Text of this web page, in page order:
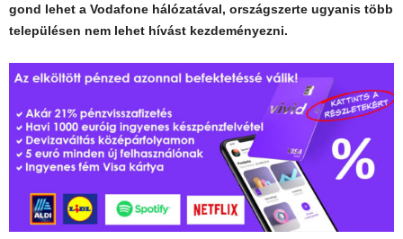
gond lehet a Vodafone hálózatával, országszerte ugyanis több
településen nem lehet hívást kezdeményezni.